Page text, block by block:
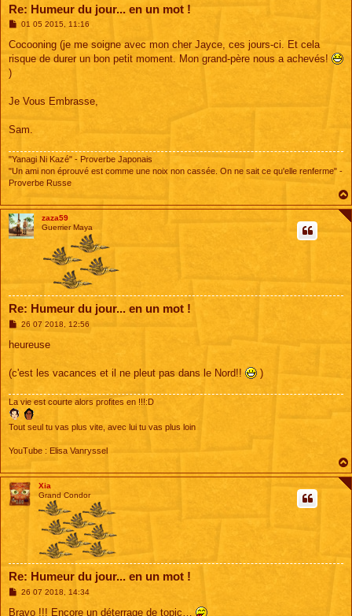
Re: Humeur du jour... en un mot !
M
s
a
01 05 2015, 11:16
Cocooning (je me soigne avec mon cher Jayce, ces jours-ci. Et cela
risque de durer un bon petit moment. Mon grand-père nous a achevés!
)
Je Vous Embrasse,
Sam.
"Yanagi Ni Kazé" - Proverbe Japonais
"Un ami non éprouvé est comme une noix non cassée. On ne sait ce qu'elle renferme" -
Proverbe Russe
zaza59
Guerrier Maya
Re: Humeur du jour... en un mot !
M
s
g
26 07 2018, 12:56
heureuse
(c'est les vacances et il ne pleut pas dans le Nord!! )
La vie est courte alors profites en !!!:D
Tout seul tu vas plus vite, avec lui tu vas plus loin
YouTube : Elisa Vanryssel
Xia
Grand Condor
Re: Humeur du jour... en un mot !
M
s
26 07 2018, 14:34
Bravo !!! Encore un déterrage de topic…